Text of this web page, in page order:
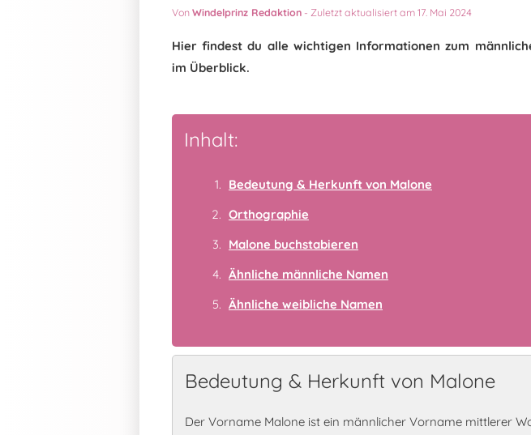
VonWindelprinz Redaktion - Zuletzt aktualisiert am 17. Mai 2024
Hier findest du alle wichtigen Informationen zum
im Überblick.
Inhalt:
Bedeutung & Herkunft von Malone
Orthographie
Malone buchstabieren
Ähnliche männliche Namen
Ähnliche weibliche Namen
Bedeutung & Herkunft von Malone
Der Vorname Malone ist ein männlicher Vorname mittlerer